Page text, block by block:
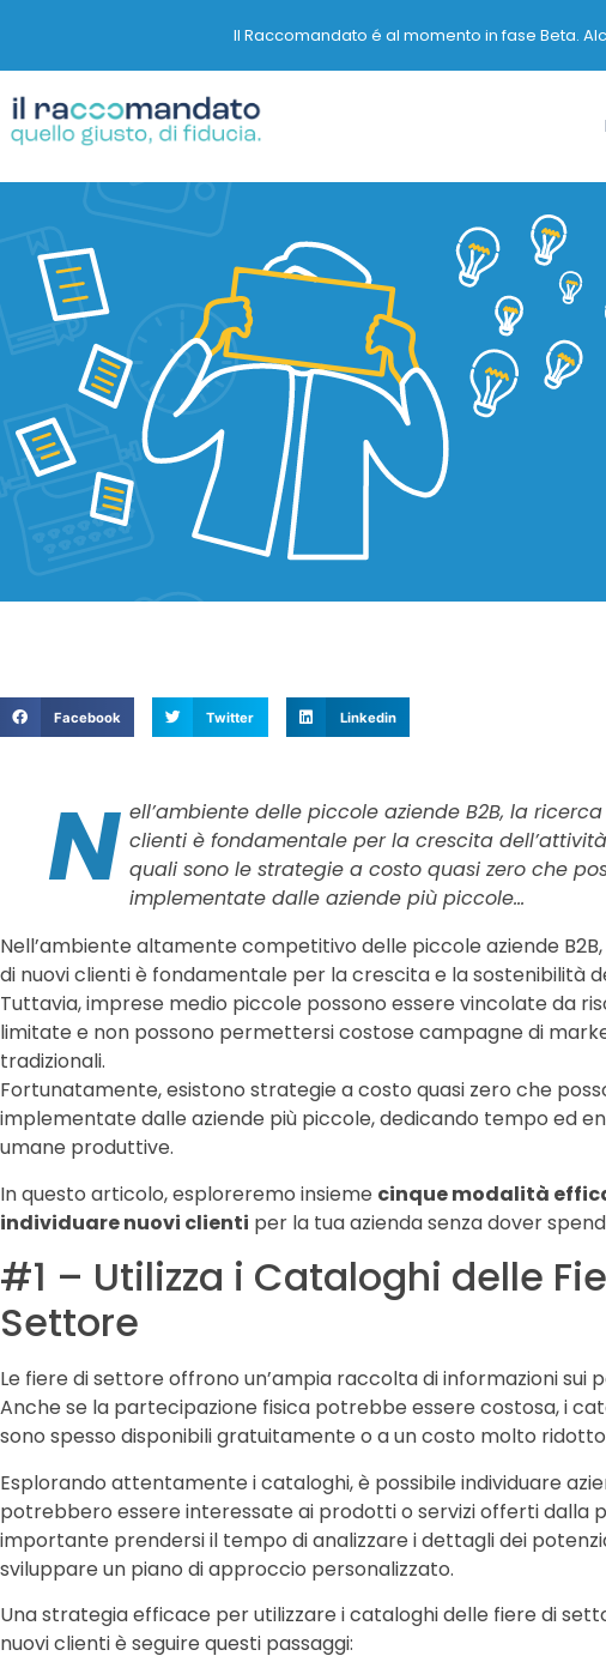
Il Raccomandato é al momento in fase Beta.
Facebook Twitter Linkedin
N ell’ambiente delle piccole aziende B2B, la
clienti è fondamentale per la crescita
quali sono le strategie a costo quasi zero che
implementate dalle aziende più piccole…
Nell’ambiente altamente competitivo delle piccole aziende
di nuovi clienti è fondamentale per la crescita e la sostenibilità
Tuttavia, imprese medio piccole possono essere vincolate da
limitate e non possono permettersi costose campagne di
tradizionali.
Fortunatamente, esistono strategie a costo quasi zero che
implementate dalle aziende più piccole, dedicando tempo ed
umane produttive.
In questo articolo, esploreremo insieme cinque modalità
individuare nuovi clienti per la tua azienda senza dover
#1 – Utilizza i Cataloghi delle
Settore
Le fiere di settore offrono un’ampia raccolta di informazioni sui
Anche se la partecipazione fisica potrebbe essere costosa, i
sono spesso disponibili gratuitamente o a un costo molto
Esplorando attentamente i cataloghi, è possibile individuare
potrebbero essere interessate ai prodotti o servizi offerti dalla
importante prendersi il tempo di analizzare i dettagli dei
sviluppare un piano di approccio personalizzato.
Una strategia efficace per utilizzare i cataloghi delle fiere di
nuovi clienti è seguire questi passaggi: